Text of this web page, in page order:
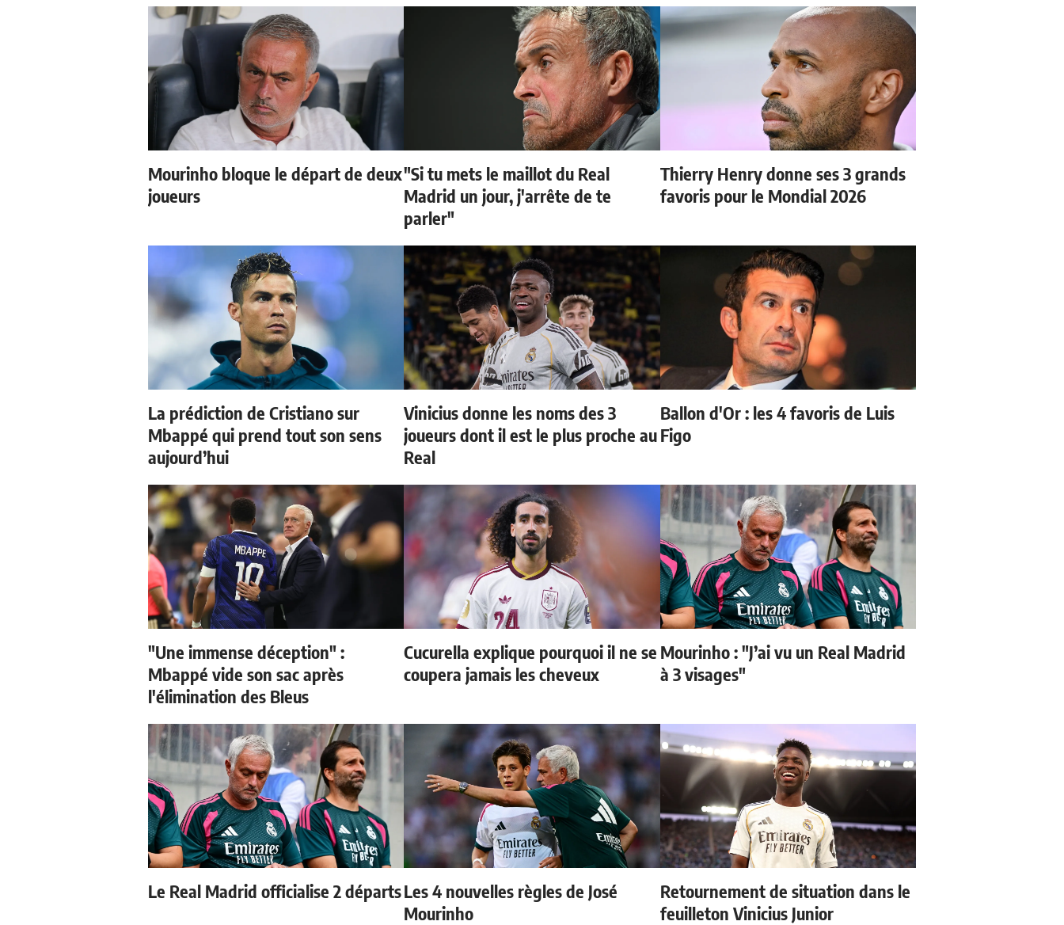
Mourinho bloque le départ de deux
joueurs
"Si tu mets le maillot du Real
Madrid un jour, j'arrête de te
parler"
Thierry Henry donne ses 3 grands
favoris pour le Mondial 2026
La prédiction de Cristiano sur
Mbappé qui prend tout son sens
aujourd’hui
Vinicius donne les noms des 3
joueurs dont il est le plus proche au
Real
Ballon d'Or : les 4 favoris de Luis
Figo
"Une immense déception" :
Mbappé vide son sac après
l'élimination des Bleus
Cucurella explique pourquoi il ne se
coupera jamais les cheveux
Mourinho : "J’ai vu un Real Madrid
à 3 visages"
Le Real Madrid officialise 2 départsLes 4 nouvelles règles de José
Mourinho
Retournement de situation dans le
feuilleton Vinicius Junior